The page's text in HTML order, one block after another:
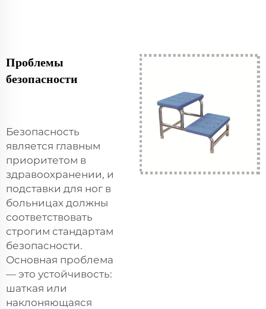
Проблемы
безопасности
Безопасность
является главным
приоритетом в
здравоохранении, и
подставки для ног в
больницах должны
соответствовать
строгим стандартам
безопасности.
Основная проблема
— это устойчивость:
шаткая или
наклоняющаяся